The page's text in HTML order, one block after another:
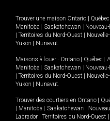
Trouver une maison Ontario Québec
Manitoba
Saskatchewan
Territoires du Nord-Ouest
Yukon
Nunavut.
Maisons à louer - Ontario Québec
Manitoba
Saskatchewan
Territoires du Nord-Ouest
Yukon
Nunavut.
Trouver des courtiers en Ontario
Manitoba Saskatchewan
Labrador
Territoires du Nord-Ouest